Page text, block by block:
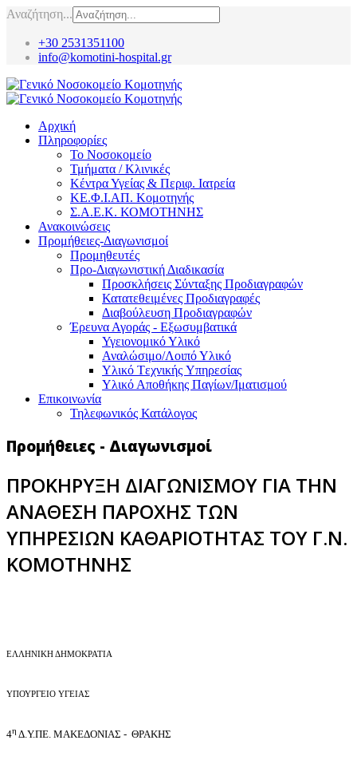
Αναζήτηση...
+30 2531351100
info@komotini-hospital.gr
Αρχική
Πληροφορίες
Το Νοσοκομείο
Τμήματα / Κλινικές
Κέντρα Υγείας & Περιφ. Ιατρεία
ΚΕ.Φ.Ι.ΑΠ. Κομοτηνής
Σ.Α.Ε.Κ. ΚΟΜΟΤΗΝΗΣ
Ανακοινώσεις
Προμήθειες-Διαγωνισμοί
Προμηθευτές
Προ-Διαγωνιστική Διαδικασία
Προσκλήσεις Σύνταξης Προδιαγραφών
Κατατεθειμένες Προδιαγραφές
Διαβούλευση Προδιαγραφών
Έρευνα Αγοράς - Εξωσυμβατικά
Υγειονομικό Υλικό
Αναλώσιμο/Λοιπό Υλικό
Υλικό Tεχνικής Yπηρεσίας
Υλικό Αποθήκης Παγίων/Ιματισμού
Επικοινωνία
Τηλεφωνικός Κατάλογος
Προμήθειες - Διαγωνισμοί
ΠΡΟΚΗΡΥΞΗ ΔΙΑΓΩΝΙΣΜΟΥ ΓΙΑ ΤΗΝ
ΑΝΑΘΕΣΗ ΠΑΡΟΧΗΣ ΤΩΝ
ΥΠΗΡΕΣΙΩΝ ΚΑΘΑΡΙΟΤΗΤΑΣ ΤΟΥ Γ.Ν.
ΚΟΜΟΤΗΝΗΣ
EΛΛΗΝΙΚΗ ΔΗΜΟΚΡΑΤΙΑ
ΥΠΟΥΡΓΕΙΟ ΥΓΕΙΑΣ
4η Δ.Υ.ΠΕ. ΜΑΚΕΔΟΝΙΑΣ - ΘΡΑΚΗΣ